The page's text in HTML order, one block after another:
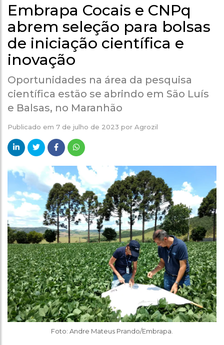
Embrapa Cocais e CNPq
abrem seleção para bolsas
de iniciação científica e
inovação
Oportunidades na área da pesquisa
científica estão se abrindo em São Luís
e Balsas, no Maranhão
Publicado em 7 de julho de 2023 por Agrozil
Foto: Andre Mateus Prando/Embrapa.